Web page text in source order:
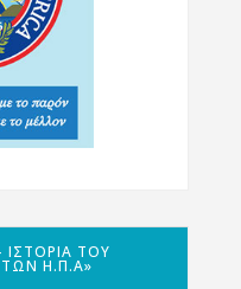
ΙΣΤΟΡΊΑ ΤΟΥ
Η.Π.Α»